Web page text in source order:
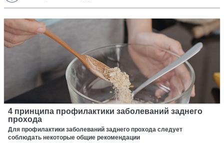
4 принципа профилактики заболеваний заднего
прохода
Для профилактики заболеваний заднего прохода следует
соблюдать некоторые общие рекомендации